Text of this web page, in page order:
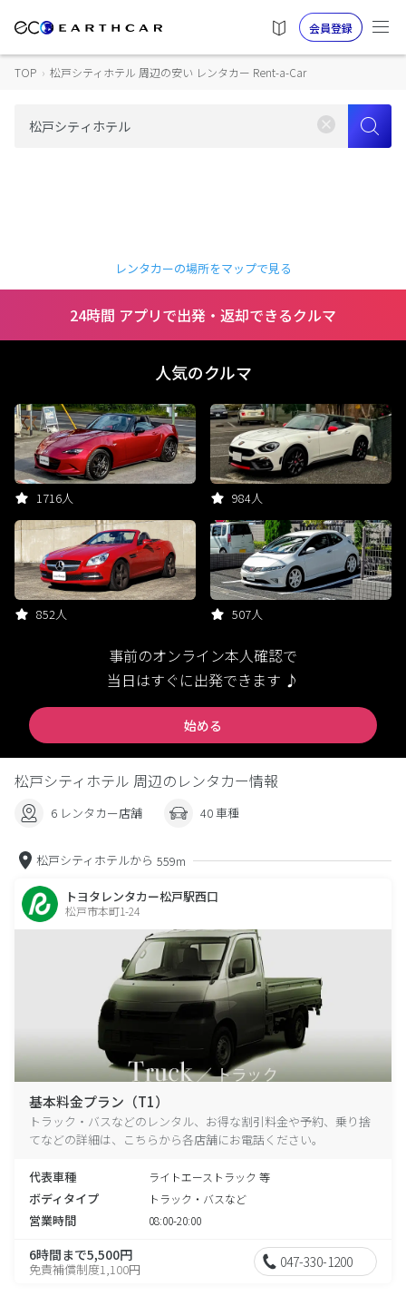
会員登録
TOP › 松戸シティホテル 周辺の安い レンタカー Rent-a-Car
レンタカーの場所をマップで見る
24時間 アプリで出発・返却できるクルマ
人気のクルマ
1716人 984人
852人 507人
事前のオンライン本人確認で
当日はすぐに出発できます ♪
始める
松戸シティホテル 周辺のレンタカー情報
6 レンタカー店舗 40 車種
松戸シティホテルから 559m
トヨタレンタカー松戸駅西口
松戸市本町1-24
基本料金プラン（T1）
トラック・バスなどのレンタル、お得な割引料金や予約、乗り捨
てなどの詳細は、こちらから各店舗にお電話ください。
代表車種 ライトエーストラック 等
ボディタイプ トラック・バスなど
営業時間 08:00-20:00
6時間まで5,500円
免責補償制度1,100円 047-330-1200